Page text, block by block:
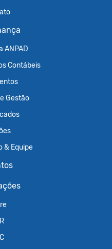
ANPAD
Contábeis
Gestão
& Equipe